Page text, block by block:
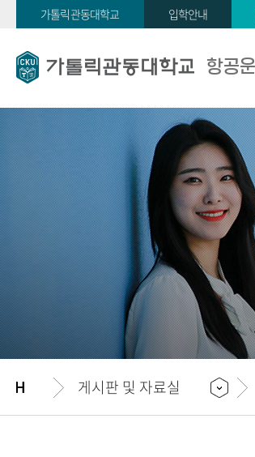
가톨릭관동대학교 입학안내
항공
게시판 및 자료실